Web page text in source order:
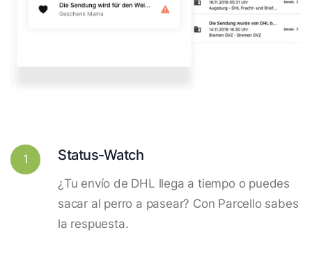
1 Status-Watch
¿Tu envío de DHL llega a tiempo o puedes
sacar al perro a pasear? Con Parcello sabes
la respuesta.